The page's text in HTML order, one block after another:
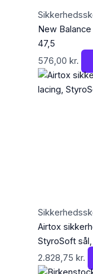
New
47,5
576,00 kr.
Airtox
StyroSoft
2.828,75 kr.